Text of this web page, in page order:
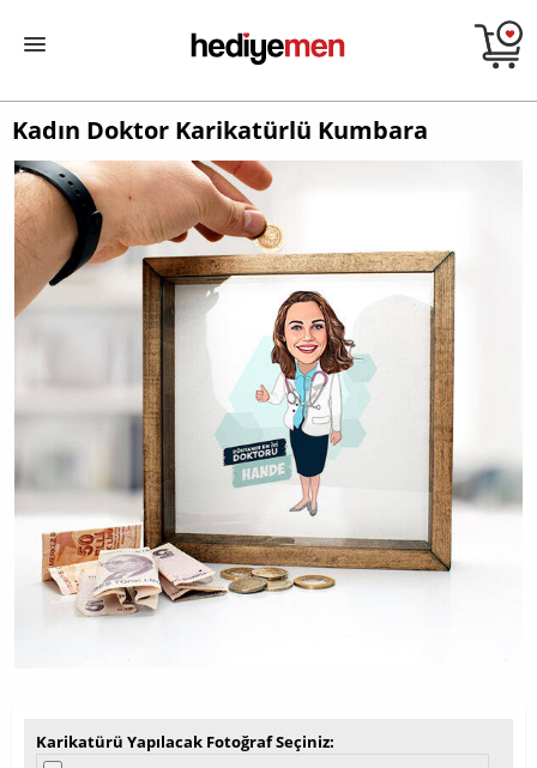
Kadın Doktor Karikatürlü Kumbara
Karikatürü Yapılacak Fotoğraf Seçiniz